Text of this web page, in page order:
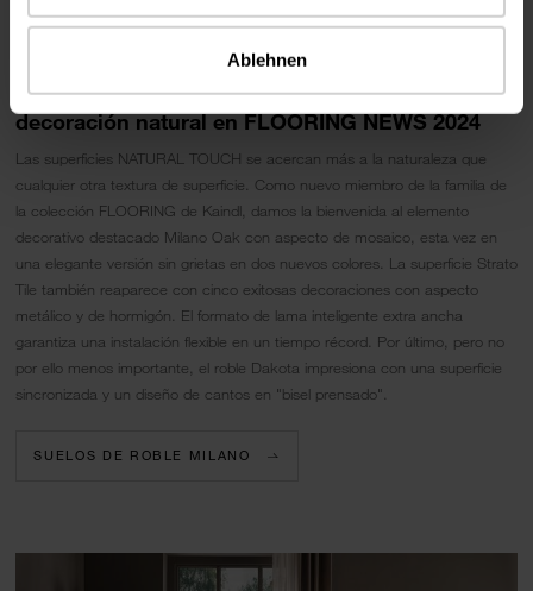
Ablehnen
NATURAL TOUCH - lo más destacado de la
decoración natural en FLOORING NEWS 2024
Las superficies NATURAL TOUCH se acercan más a la naturaleza que
cualquier otra textura de superficie. Como nuevo miembro de la familia de
la colección FLOORING de Kaindl, damos la bienvenida al elemento
decorativo destacado Milano Oak con aspecto de mosaico, esta vez en
una elegante versión sin grietas en dos nuevos colores. La superficie Strato
Tile también reaparece con cinco exitosas decoraciones con aspecto
metálico y de hormigón. El formato de lama inteligente extra ancha
garantiza una instalación flexible en un tiempo récord. Por último, pero no
por ello menos importante, el roble Dakota impresiona con una superficie
sincronizada y un diseño de cantos en "bisel prensado".
SUELOS DE ROBLE MILANO